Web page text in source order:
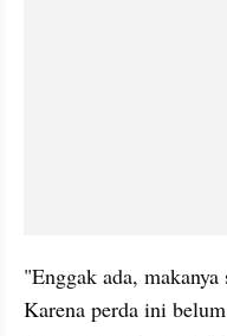
"Enggak ada, makanya
Karena perda ini